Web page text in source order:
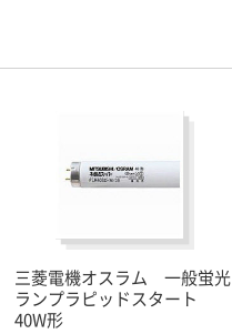
三菱電機オスラム 一般蛍光
ランプラピッドスタート
40W形